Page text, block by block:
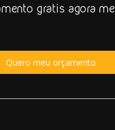
gratis agora
Quero meu orçamento